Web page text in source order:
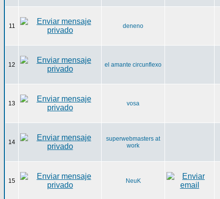
11 deneno
12 el amante circunflexo
13 vosa
14
superwebmasters at
work
15 NeuK